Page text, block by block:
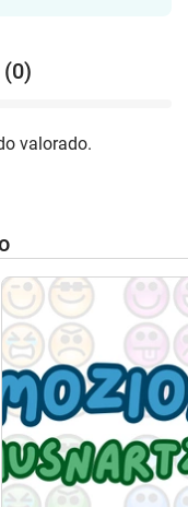
valorado.